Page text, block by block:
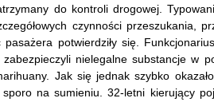
do kontroli drogowej.
czynności przeszukania,
pasażera potwierdziły się.
nielegalne substancje w
Jak się jednak szybko
na sumieniu. 32-letni kierujący